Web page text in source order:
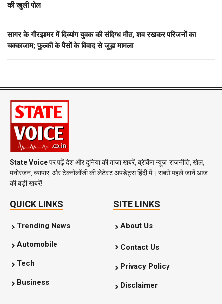
की खुली पोल
सागर के गौरझामर में दिव्यांग युवक की संदिग्ध मौत, शव रखकर परिजनों का
चक्काजाम; फुल्की के पैसों के विवाद से जुड़ा मामला
State Voiceपर पढ़ें देश और दुनिया की ताजा खबरें, ब्रेकिंग न्यूज़, राजनीति, खेल,
मनोरंजन, व्यापार, और टेक्नोलॉजी की लेटेस्ट अपडेट्स हिंदी में। सबसे पहले जानें आज
की बड़ी खबरें!
QUICK LINKS
Trending News
Automobile
Tech
Business
SITE LINKS
About Us
Contact Us
Privacy Policy
Disclaimer